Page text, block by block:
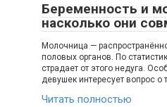
Беременность и
насколько они
Молочница —
половых органов. По
страдает от этого недуга.
девушек интересует вопрос
Читать полностью